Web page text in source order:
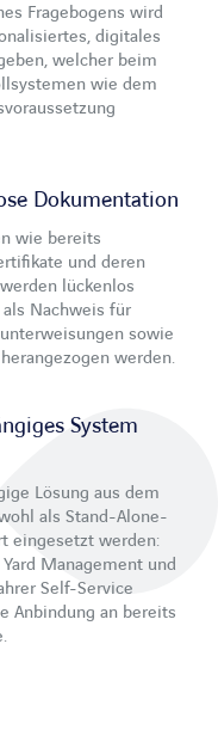
Fragebogens wird
digitales
welcher beim
wie dem
Dokumentation
wie bereits
und deren
lückenlos
Nachweis für
sowie
werden.
System
Lösung aus dem
als Stand-Alone-
eingesetzt werden:
Management und
Self-Service
Anbindung an bereits